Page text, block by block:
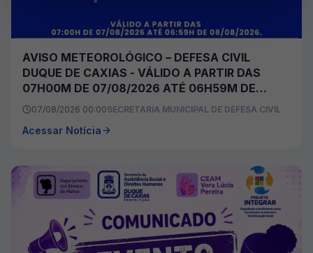
AVISO METEOROLÓGICO – DEFESA CIVIL
DUQUE DE CAXIAS - VÁLIDO A PARTIR DAS
07H00M DE 07/08/2026 ATÉ 06H59M DE
08/08/2026
07/08/2026 00:00SECRETARIA MUNICIPAL DE DEFESA CIVIL
Acessar Notícia